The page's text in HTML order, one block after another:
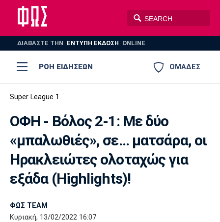
ΔΙΑΒΑΣΤΕ THN ΕΝΤΥΠΗ ΕΚΔΟΣΗ ONLINE
ΟΜΑΔΕΣ
ΡΟΗ ΕΙΔΗΣΕΩΝ
ΠΟΔΟΣΦΑΙΡΟ
ΠΟΛΟ
AUTO-MOTO PLUS
Ποδόσφαιρο
Super League 1
Super League 2
Γ Εθνική
Champions League
Μπάσκετ
Ελλάδα
Εθνική
ΝΒΑ
Ολυμπιακοί Αγώνες
Βόλεϊ
Τένις
Ολυμπιακός ΑΕΚ ΠΑΟΚ
Super League 1
ΟΦΗ - Βόλος 2-1: Με δύο
«μπαλωθιές», σε... ματσάρα, οι
Ηρακλειώτες ολοταχώς για
εξάδα (Ηighlights)!
ΦΩΣ TEAM
Κυριακή, 13/02/2022 16:07